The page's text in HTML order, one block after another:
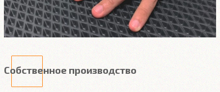
Собственное производство